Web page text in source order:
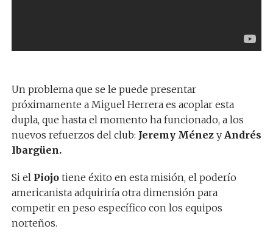
Un problema que se le puede presentar
próximamente a Miguel Herrera es acoplar esta
dupla, que hasta el momento ha funcionado, a los
nuevos refuerzos del club: Jeremy Ménez yAndrés
Ibargüen.
Si el Piojo tiene éxito en esta misión, el poderío
americanista adquiriría otra dimensión para
competir en peso específico con los equipos
norteños.